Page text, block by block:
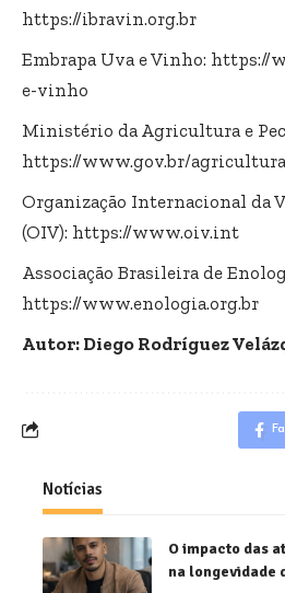
https://ibravin.org.br
Embrapa Uva e Vinho: https://
e-vinho
Ministério da Agricultura e
https://www.gov.br/agricultura
Organização Internacional da
(OIV): https://www.oiv.int
Associação Brasileira de
https://www.enologia.org.br
Autor: Diego Rodríguez
Notícias
O impacto das
na longevidade